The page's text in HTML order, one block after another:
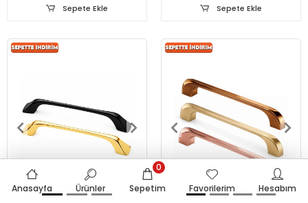
Sepete Ekle Sepete Ekle
Anasayfa Ürünler Sepetim
0
Favorilerim
Hesabım